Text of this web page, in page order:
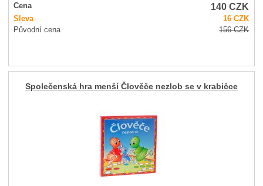
Cena 140CZK
Sleva 16CZK
Původní cena
156CZK
Společenská hra menší Člověče nezlob se v krabičce